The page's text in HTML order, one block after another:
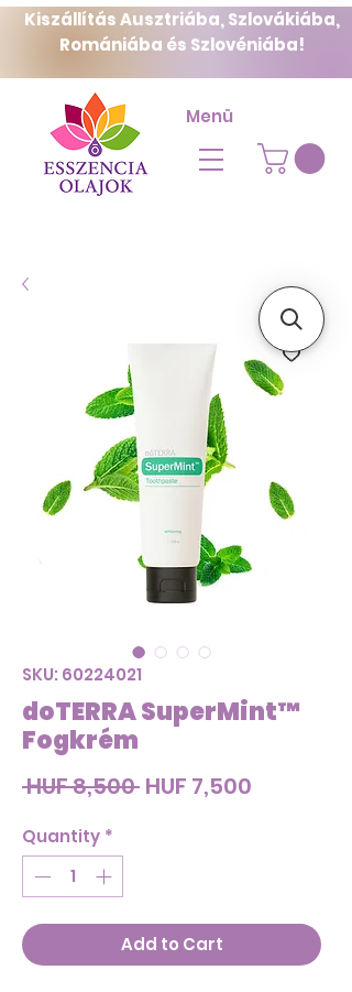
Kiszállítás Ausztriába, Szlovákiába,
Romániába és Szlovéniába!
Menü
SKU: 60224021
doTERRA SuperMint™
Fogkrém
HUF 8,500 Regular
HUF 7,500
Quantity *
Add to Cart